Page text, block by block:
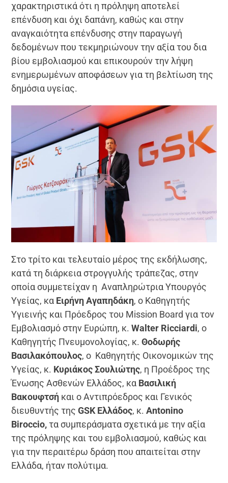
χαρακτηριστικά ότι η πρόληψη αποτελεί
επένδυση και όχι δαπάνη, καθώς και στην
αναγκαιότητα επένδυσης στην παραγωγή
δεδομένων που τεκμηριώνουν την αξία του δια
βίου εμβολιασμού και επικουρούν την λήψη
ενημερωμένων αποφάσεων για τη βελτίωση της
δημόσια υγείας.
Στο τρίτο και τελευταίο μέρος της εκδήλωσης,
κατά τη διάρκεια στρογγυλής τράπεζας, στην
οποία συμμετείχαν η Αναπληρώτρια Υπουργός
Υγείας, κα Ειρήνη Αγαπηδάκη, ο Καθηγητής
Υγιεινής και Πρόεδρος του Mission Board για τον
Εμβολιασμό στην Ευρώπη, κ.Walter Ricciardi, ο
Καθηγητής Πνευμονολογίας, κ.Θοδωρής
Βασιλακόπουλος, ο Καθηγητής Οικονομικών της
Υγείας, κ. Κυριάκος Σουλιώτης, η Προέδρος της
Ένωσης Ασθενών Ελλάδος, κα Βασιλική
Βακουφτσή και ο Αντιπρόεδρος και Γενικός
διευθυντής τηςGSK Ελλάδος, κ.Antonino
Biroccio,τα συμπεράσματα σχετικά με την αξία
της πρόληψης και του εμβολιασμού, καθώς και
για την περαιτέρω δράση που απαιτείται στην
Ελλάδα, ήταν πολύτιμα.